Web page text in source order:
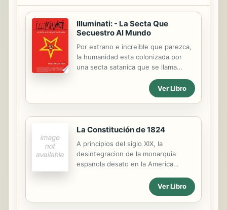
Illuminati: - La Secta Que
Secuestro Al Mundo
Por extrano e increible que parezca,
la humanidad esta colonizada por
una secta satanica que se llama
banqueros masones y judios que se
las arreglaron para conseguir un
gobiernos que les permite aplicar
intereses a fondos que ellos crean
proteger este privilegio
traduciendolo en un monopolio
politico y cultural. Este adopta la
forma de un gobierno totalitario
mundial dedicado a Lucifer que
Ver Libro
La Constitución de 1824
A principios del siglo XIX, la
desintegracion de la monarquia
espanola desato en la America
y recomposicion politica. Los
desafios de las nuevas comunidades
fueron multiples, entre ellos, la
Ver Libro